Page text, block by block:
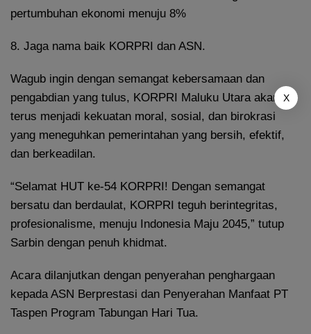
pertumbuhan ekonomi menuju 8%
8. Jaga nama baik KORPRI dan ASN.
Wagub ingin dengan semangat kebersamaan dan
pengabdian yang tulus, KORPRI Maluku Utara akan
terus menjadi kekuatan moral, sosial, dan birokrasi
yang meneguhkan pemerintahan yang bersih, efektif,
dan berkeadilan.
“Selamat HUT ke-54 KORPRI! Dengan semangat
bersatu dan berdaulat, KORPRI teguh berintegritas,
profesionalisme, menuju Indonesia Maju 2045,” tutup
Sarbin dengan penuh khidmat.
Acara dilanjutkan dengan penyerahan penghargaan
kepada ASN Berprestasi dan Penyerahan Manfaat PT
Taspen Program Tabungan Hari Tua.
X